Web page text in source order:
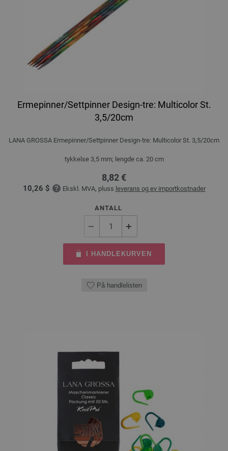
Ermepinner/Settpinner Design-tre: Multicolor St.
3,5/20cm
LANA GROSSA Ermepinner/Settpinner Design-tre: Multicolor St. 3,5/20cm
tykkelse 3,5 mm; lengde ca. 20 cm
8,82 €
10,26 $ Ekskl. MVA, pluss leverans og ev importkostnader
ANTALL
I HANDLEKURVEN
På handlelisten